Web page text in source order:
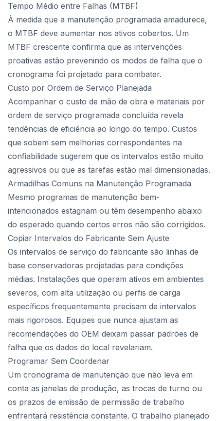
Tempo Médio entre Falhas (MTBF)
À medida que a manutenção programada amadurece,
o MTBF deve aumentar nos ativos cobertos. Um
MTBF crescente confirma que as intervenções
proativas estão prevenindo os modos de falha que o
cronograma foi projetado para combater.
Custo por Ordem de Serviço Planejada
Acompanhar o custo de mão de obra e materiais por
ordem de serviço programada concluída revela
tendências de eficiência ao longo do tempo. Custos
que sobem sem melhorias correspondentes na
confiabilidade sugerem que os intervalos estão muito
agressivos ou que as tarefas estão mal dimensionadas.
Armadilhas Comuns na Manutenção Programada
Mesmo programas de manutenção bem-
intencionados estagnam ou têm desempenho abaixo
do esperado quando certos erros não são corrigidos.
Copiar Intervalos do Fabricante Sem Ajuste
Os intervalos de serviço do fabricante são linhas de
base conservadoras projetadas para condições
médias. Instalações que operam ativos em ambientes
severos, com alta utilização ou perfis de carga
específicos frequentemente precisam de intervalos
mais rigorosos. Equipes que nunca ajustam as
recomendações do OEM deixam passar padrões de
falha que os dados do local revelariam.
Programar Sem Coordenar
Um cronograma de manutenção que não leva em
conta as janelas de produção, as trocas de turno ou
os prazos de emissão de permissão de trabalho
enfrentará resistência constante. O trabalho planejado